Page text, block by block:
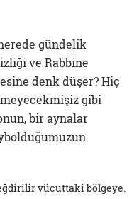
gündelik
ve Rabbine
denk düşer? Hiç
gibi
bir aynalar
vücuttaki bölgeye.